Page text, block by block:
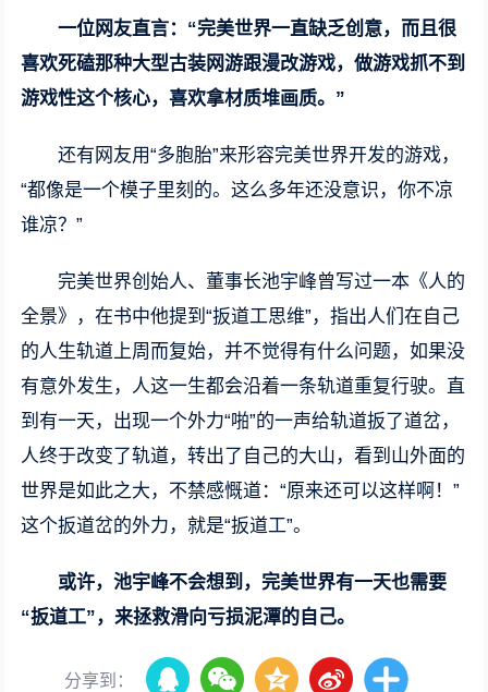
一位网友直言：“完美世界一直缺乏创意，而且很
喜欢死磕那种大型古装网游跟漫改游戏，做游戏抓不到
游戏性这个核心，喜欢拿材质堆画质。”
还有网友用“多胞胎”来形容完美世界开发的游戏，
“都像是一个模子里刻的。这么多年还没意识，你不凉
谁凉？”
完美世界创始人、董事长池宇峰曾写过一本《人的
全景》，在书中他提到“扳道工思维”，指出人们在自己
的人生轨道上周而复始，并不觉得有什么问题，如果没
有意外发生，人这一生都会沿着一条轨道重复行驶。直
到有一天，出现一个外力“啪”的一声给轨道扳了道岔，
人终于改变了轨道，转出了自己的大山，看到山外面的
世界是如此之大，不禁感慨道：“原来还可以这样啊！”
这个扳道岔的外力，就是“扳道工”。
或许，池宇峰不会想到，完美世界有一天也需要
“扳道工”，来拯救滑向亏损泥潭的自己。
分享到：